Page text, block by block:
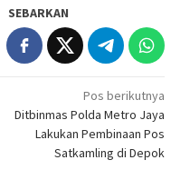
SEBARKAN
Pos berikutnya
Ditbinmas Polda Metro Jaya
Lakukan Pembinaan Pos
Satkamling di Depok